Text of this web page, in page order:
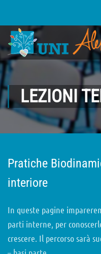
LEZIONI
Pratiche
interiore
In queste pagine
parti interne, per
crescere. Il percorso sarà